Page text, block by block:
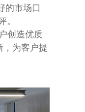
的市场口
。
创造优质
，为客户提